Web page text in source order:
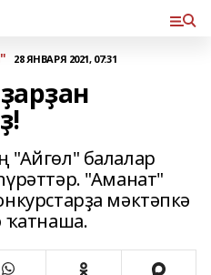
28 ЯНВАРЯ 2021, 07:31
"Айгөл" балалар
"Аманат"
мәктәпкә
ҡатнаша.